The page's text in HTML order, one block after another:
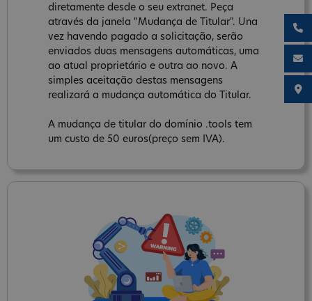
diretamente desde o seu extranet. Peça
através da janela "Mudança de Titular". Una
vez havendo pagado a solicitação, serão
enviados duas mensagens automáticas, uma
ao atual proprietário e outra ao novo. A
simples aceitação destas mensagens
realizará a mudança automática do Titular.
A mudança de titular do domínio .tools tem
um custo de 50 euros(preço sem IVA).